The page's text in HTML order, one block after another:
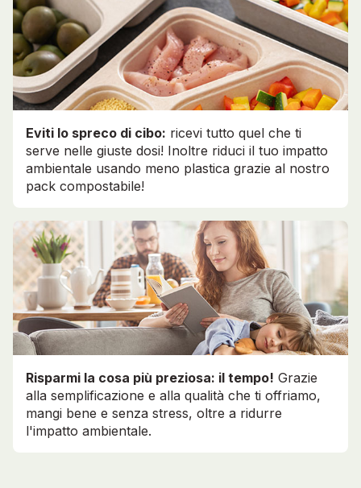
Eviti lo spreco di cibo: ricevi tutto quel che ti
serve nelle giuste dosi! Inoltre riduci il tuo impatto
ambientale usando meno plastica grazie al nostro
pack compostabile!
Risparmi la cosa più preziosa: il tempo! Grazie
alla semplificazione e alla qualità che ti offriamo,
mangi bene e senza stress, oltre a ridurre
l'impatto ambientale.